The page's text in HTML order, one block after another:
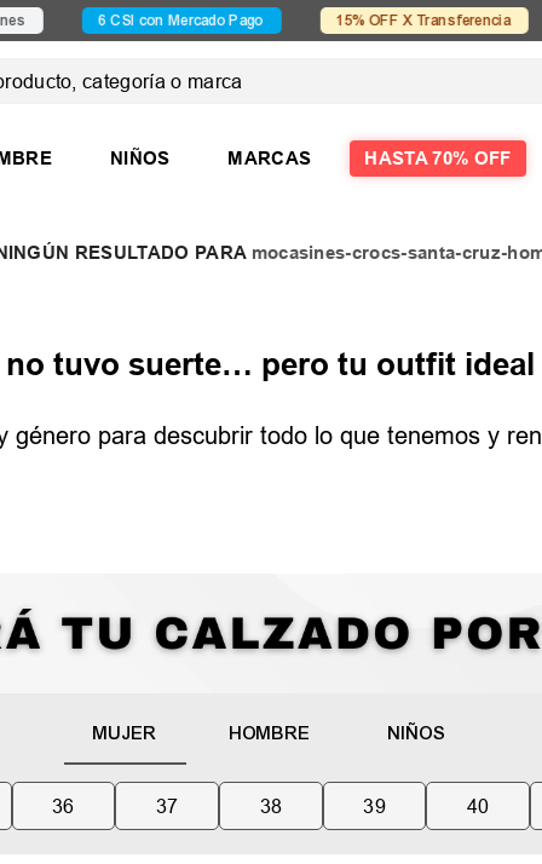
6 CSI con Mercado Pago 15% OFF X Transferencia
NIÑOS MARCAS HASTA 70% OFF
mocasines-crocs-santa-cruz-
no tuvo suerte… pero tu outfit ideal
género para descubrir todo lo que tenemos y
MUJER HOMBRE NIÑOS
36 37 38 39 40